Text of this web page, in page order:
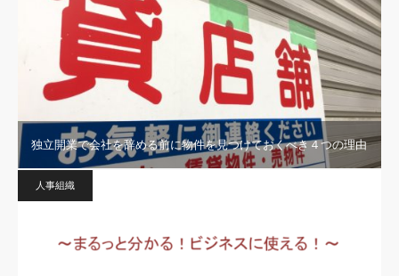
独立開業で会社を辞める前に物件を見つけておくべき４つの理由
人事組織